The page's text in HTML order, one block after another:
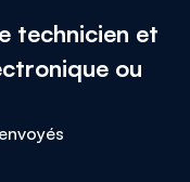
technicien et
ou